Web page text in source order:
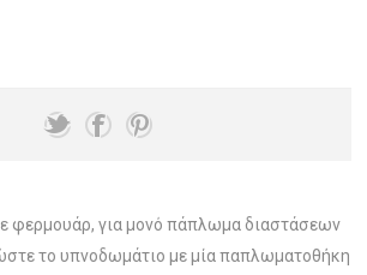
φερμουάρ, για μονό πάπλωμα διαστάσεων
το υπνοδωμάτιο με μία παπλωματοθήκη